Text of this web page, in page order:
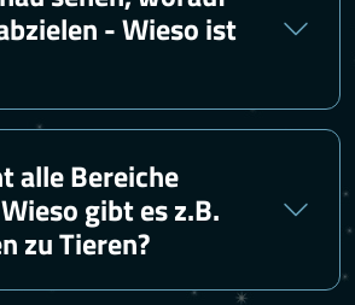
- Wieso ist
alle Bereiche
gibt es z.B.
zu Tieren?